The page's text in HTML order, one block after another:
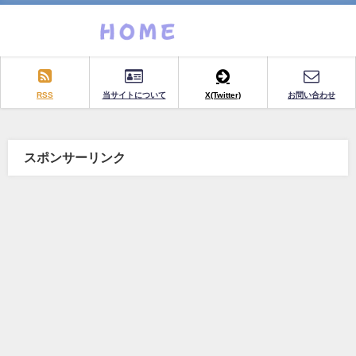
RSS 当サイトについて X(Twitter) お問い合わせ
スポンサーリンク